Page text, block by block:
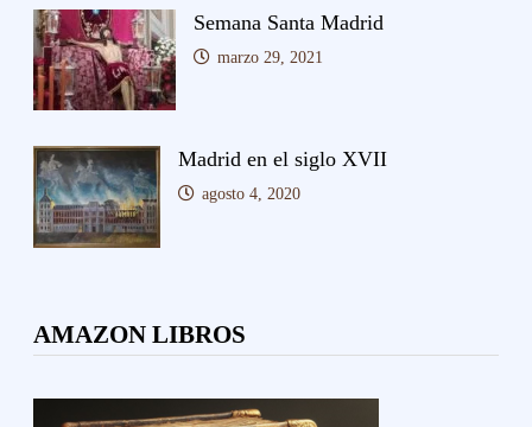
Semana Santa Madrid
marzo 29, 2021
Madrid en el siglo XVII
agosto 4, 2020
AMAZON LIBROS